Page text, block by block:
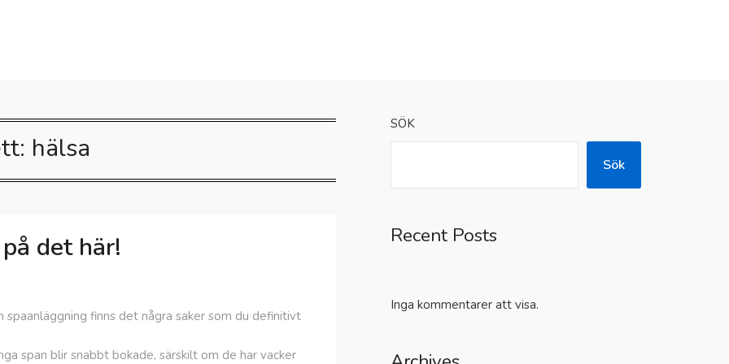
hälsa
det här!
finns det några saker som du definitivt
span blir snabbt bokade, särskilt om de har vacker
SÖK
Sök
Recent Posts
Inga kommentarer att visa.